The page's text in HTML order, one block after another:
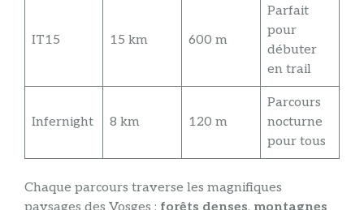
IT15 15 km 600 m
Parfait
pour
débuter
en trail
Infernight 8 km 120 m
Parcours
nocturne
pour tous
Chaque parcours traverse les magnifiques